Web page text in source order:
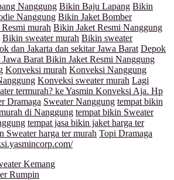
Nanggung Bikin Baju Lapang Bikin
Nanggung Bikin Jaket Bomber
murah Bikin Jaket Resmi Nanggung
Bikin sweater murah Bikin sweater
dan Jakarta dan sekitar Jawa Barat Depok
Jawa Barat Bikin Jaket Resmi Nanggung
Konveksi murah Konveksi Nanggung
Konveksi sweater murah Lagi
termurah? ke Yasmin Konveksi Aja. Hp
Dramaga Sweater Nanggung tempat bikin
di Nanggung tempat bikin Sweater
tempat jasa bikin jaket harga ter
Sweater harga ter murah Topi Dramaga
Kemang
Rumpin